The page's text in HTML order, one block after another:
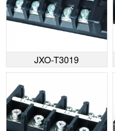
JXO-T3019